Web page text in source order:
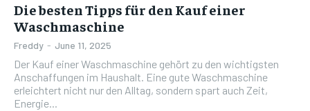
Die besten Tipps für den Kauf einer
Waschmaschine
Freddy - June 11, 2025
Der Kauf einer Waschmaschine gehört zu den wichtigsten
Anschaffungen im Haushalt. Eine gute Waschmaschine
erleichtert nicht nur den Alltag, sondern spart auch Zeit,
Energie...